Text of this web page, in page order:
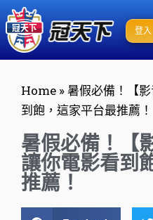
登入
Home »暑假必備！【
到飽，這家平台最推薦！
暑假必備！【
讓你電影看到
推薦！